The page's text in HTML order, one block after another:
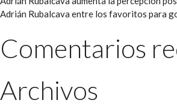
Adrián Rubalcava entre los favoritos para
Comentarios
Archivos